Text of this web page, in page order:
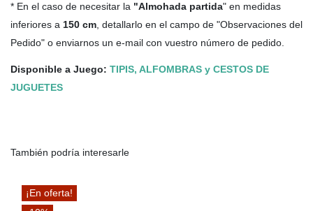
* En el caso de necesitar la "Almohada partida" en medidas
inferiores a 150 cm, detallarlo en el campo de "Observaciones del
Pedido" o enviarnos un e-mail con vuestro número de pedido.
Disponible a Juego: TIPIS, ALFOMBRAS y CESTOS DE
JUGUETES
También podría interesarle
¡En oferta!